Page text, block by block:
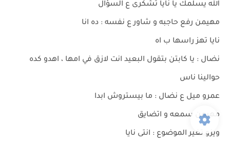
الله يسلمك يا نايا تشكرى ع السؤال
مهيمن رفع حاجبه و شاور ع نفسه : ده انا
نايا تهز راسها ب اه
نضال : يا كابتن بتقول البعيد انت لازق في امها ، اهدو كده
حوالينا ناس
عمرو ميل ع نضال : ما بيستروش ابدا
مهيمن سمعه و اتضايق
ويزو تغير الموضوع : انتى نايا